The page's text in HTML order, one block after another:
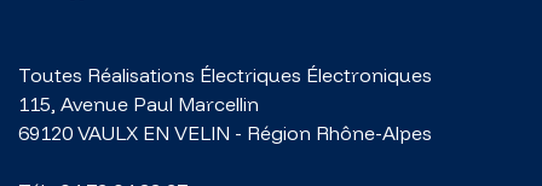
Toutes Réalisations Électriques Électroniques
115, Avenue Paul Marcellin
69120 VAULX EN VELIN - Région Rhône-Alpes